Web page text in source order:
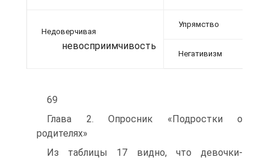
Недоверчивая
невосприимчивость
Упрямство
Негативизм
69
Глава 2. Опросник «Подростки о
родителях»
Из таблицы 17 видно, что девочки-